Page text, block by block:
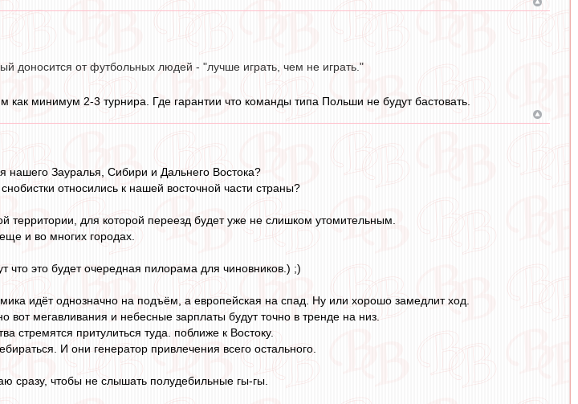
доносится от футбольных людей - "лучше играть, чем не играть."
как минимум 2-3 турнира. Где гарантии что команды типа Польши не будут бастовать.
Зауралья, Сибири и Дальнего Востока?
относились к нашей восточной части страны?
территории, для которой переезд будет уже не слишком утомительным.
и во многих городах.
что это будет очередная пилорама для чиновников.) ;)
идёт однозначно на подъём, а европейская на спад. Ну или хорошо замедлит ход.
вот мегавливания и небесные зарплаты будут точно в тренде на низ.
стремятся притулиться туда. поближе к Востоку.
И они генератор привлечения всего остального.
сразу, чтобы не слышать полудебильные гы-гы.